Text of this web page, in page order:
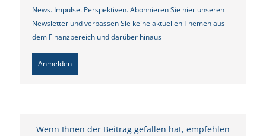
News. Impulse. Perspektiven. Abonnieren Sie hier unseren
Newsletter und verpassen Sie keine aktuellen Themen aus
dem Finanzbereich und darüber hinaus
Anmelden
Wenn Ihnen der Beitrag gefallen hat, empfehlen